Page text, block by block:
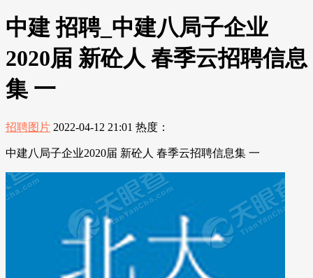
中建 招聘_中建八局子企业
2020届 新砼人 春季云招聘信息
集 一
招聘图片 2022-04-12 21:01 热度：
中建八局子企业2020届 新砼人 春季云招聘信息集 一